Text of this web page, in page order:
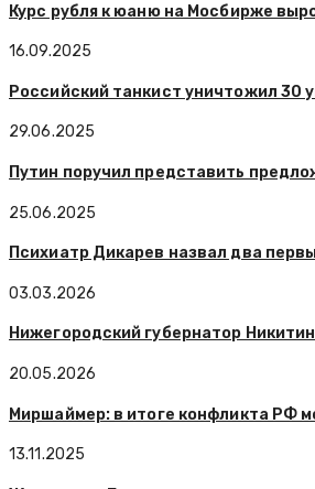
Курс рубля к юаню на Мосбирже
16.09.2025
Российский танкист уничтожил 30
29.06.2025
Путин поручил представить
25.06.2025
Психиатр Дикарев назвал два
03.03.2026
Нижегородский губернатор
20.05.2026
Миршаймер: в итоге конфликта РФ
13.11.2025